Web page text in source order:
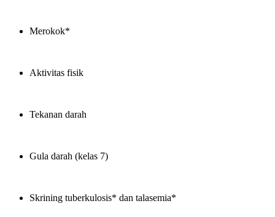
Merokok*
Aktivitas fisik
Tekanan darah
Gula darah (kelas 7)
Skrining tuberkulosis* dan talasemia*